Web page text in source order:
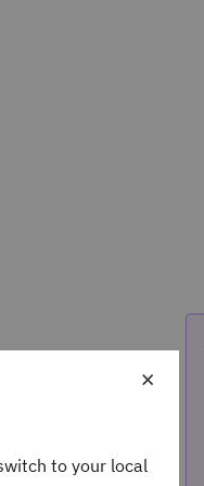
×
to your local